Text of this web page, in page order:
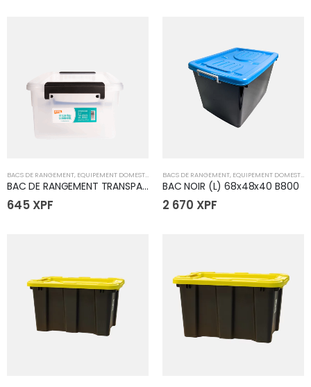
BACS DE RANGEMENT, EQUIPEMENT DOMESTIQUE
BAC DE RANGEMENT TRANSPARENT 7L
645 XPF
BACS DE RANGEMENT, EQUIPEMENT DOMESTIQUE
BAC NOIR (L) 68x48x40 B800
2 670 XPF